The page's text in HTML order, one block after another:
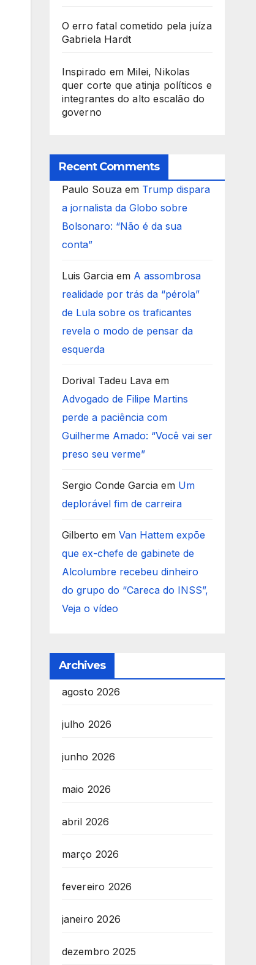
O erro fatal cometido pela juíza
Gabriela Hardt
Inspirado em Milei, Nikolas
quer corte que atinja políticos e
integrantes do alto escalão do
governo
Recent Comments
Paulo Souzaem Trump dispara
a jornalista da Globo sobre
Bolsonaro: “Não é da sua
conta”
Luis Garciaem A assombrosa
realidade por trás da “pérola”
de Lula sobre os traficantes
revela o modo de pensar da
esquerda
Dorival Tadeu Lavaem
Advogado de Filipe Martins
perde a paciência com
Guilherme Amado: “Você vai ser
preso seu verme”
Sergio Conde Garciaem Um
deplorável fim de carreira
Gilberto em Van Hattem expõe
que ex-chefe de gabinete de
Alcolumbre recebeu dinheiro
do grupo do “Careca do INSS”,
Veja o vídeo
Archives
agosto 2026
julho 2026
junho 2026
maio 2026
abril 2026
março 2026
fevereiro 2026
janeiro 2026
dezembro 2025